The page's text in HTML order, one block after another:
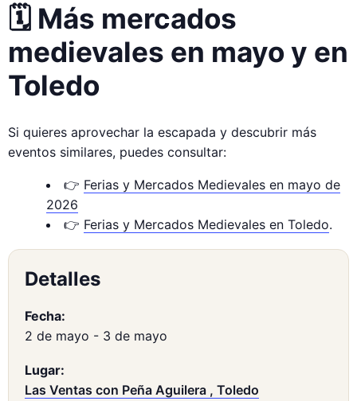
🗓️ Más mercados
medievales en mayo y en
Toledo
Si quieres aprovechar la escapada y descubrir más
eventos similares, puedes consultar:
👉 Ferias y Mercados Medievales en mayo de
2026
👉 Ferias y Mercados Medievales en Toledo.
Detalles
Fecha:
2 de mayo - 3 de mayo
Lugar:
Las Ventas con Peña Aguilera , Toledo